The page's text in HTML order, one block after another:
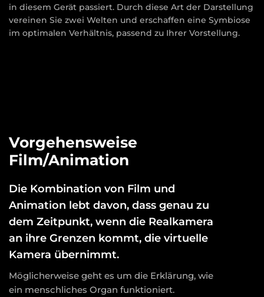
in diesem Gerät passiert. Durch diese Art der Darstellung
vereinen Sie zwei Welten und erschaffen eine Symbiose
im optimalen Verhältnis, passend zu Ihrer Vorstellung.
Vorgehensweise
Film/Animation
Die Kombination von Film und
Animation lebt davon, dass genau zu
dem Zeitpunkt, wenn die Realkamera
an ihre Grenzen kommt, die virtuelle
Kamera übernimmt.
Möglicherweise geht es um die Erklärung, wie
ein menschliches Organ funktioniert.